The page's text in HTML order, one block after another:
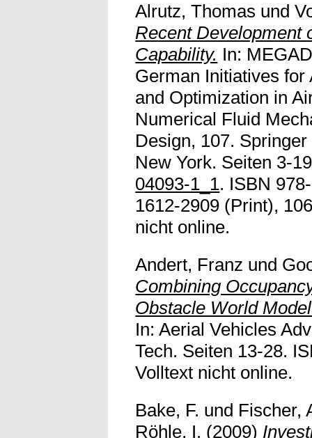
Alrutz, Thomas und
Recent Development
Capability. In:
German Initiatives
and Optimization in
Numerical Fluid
Design, 107.
New York. Seiten 3-
04093-1_1. ISBN
1612-2909 (Print),
nicht online.
Andert, Franz und
Combining
Obstacle World
In: Aerial Vehicles
Tech. Seiten 13-28.
Volltext nicht online.
Bake, F. und Fischer,
Röhle, I. (2009)